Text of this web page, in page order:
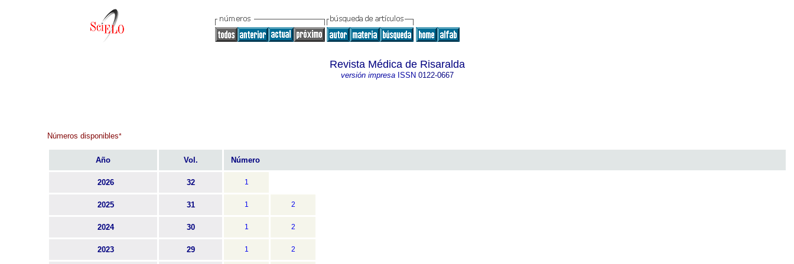
Revista Médica de Risaralda
versión impresaISSN 0122-0667
Números disponibles*
Año Vol. Número
2026 32 1
2025 31 1 2
2024 30 1 2
2023 29 1 2